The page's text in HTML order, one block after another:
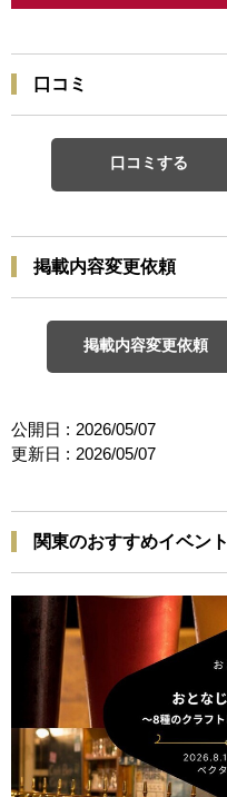
口コミ
口コミする
掲載内容変更依頼
掲載内容変更依頼
公開日 : 2026/05/07
更新日 : 2026/05/07
関東のおすすめイベント